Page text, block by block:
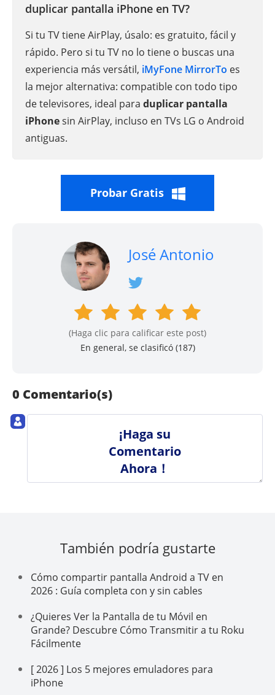
duplicar pantalla iPhone en TV?
Si tu TV tiene AirPlay, úsalo: es gratuito, fácil y
rápido. Pero si tu TV no lo tiene o buscas una
experiencia más versátil, iMyFone MirrorTo es
la mejor alternativa: compatible con todo tipo
de televisores, ideal para duplicar pantalla
iPhonesin AirPlay, incluso en TVs LG o Android
antiguas.
Probar Gratis
José Antonio
(Haga clic para calificar este post)
En general, se clasificó (187)
0 Comentario(s)
¡Haga su
Comentario
Ahora！
También podría gustarte
Cómo compartir pantalla Android a TV en
2026 : Guía completa con y sin cables
¿Quieres Ver la Pantalla de tu Móvil en
Grande? Descubre Cómo Transmitir a tu Roku
Fácilmente
[ 2026 ] Los 5 mejores emuladores para
iPhone